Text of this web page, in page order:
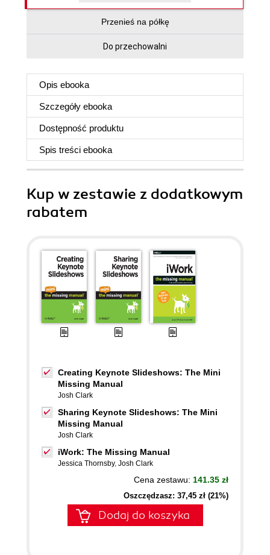
Przenieś na półkę
Do przechowalni
Opis ebooka
Szczegóły ebooka
Dostępność produktu
Spis treści ebooka
Kup w zestawie z dodatkowym
rabatem
Creating Keynote Slideshows: The Mini
Missing Manual
Josh Clark
Sharing Keynote Slideshows: The Mini
Missing Manual
Josh Clark
iWork: The Missing Manual
Jessica Thornsby, Josh Clark
Cena zestawu: 141.35 zł
Oszczędzasz: 37,45 zł (21%)
Dodaj do koszyka